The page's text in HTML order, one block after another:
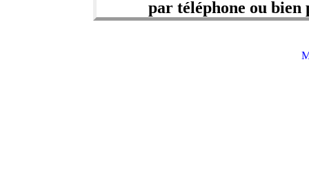
par téléphone ou